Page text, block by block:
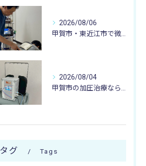
2026/08/06
2026/08/04
タグ Tags